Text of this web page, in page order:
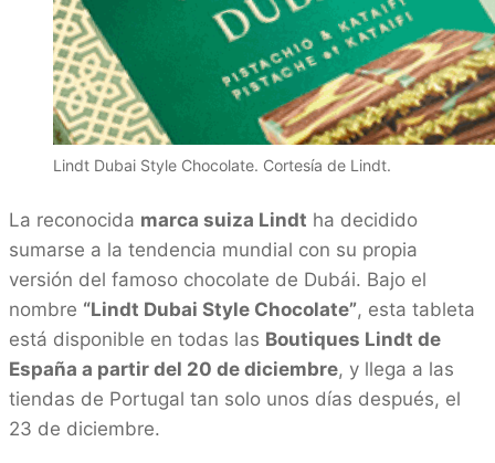
Lindt Dubai Style Chocolate. Cortesía de Lindt.
La reconocida marca suiza Lindt ha decidido
sumarse a la tendencia mundial con su propia
versión del famoso chocolate de Dubái. Bajo el
nombre “Lindt Dubai Style Chocolate”, esta tableta
está disponible en todas las Boutiques Lindt de
España a partir del 20 de diciembre, y llega a las
tiendas de Portugal tan solo unos días después, el
23 de diciembre.